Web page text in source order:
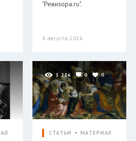
"Ревизора.ru".
4 августа 2026
1 236 0 0
СТАТЬИ МАТЕРИАЛ